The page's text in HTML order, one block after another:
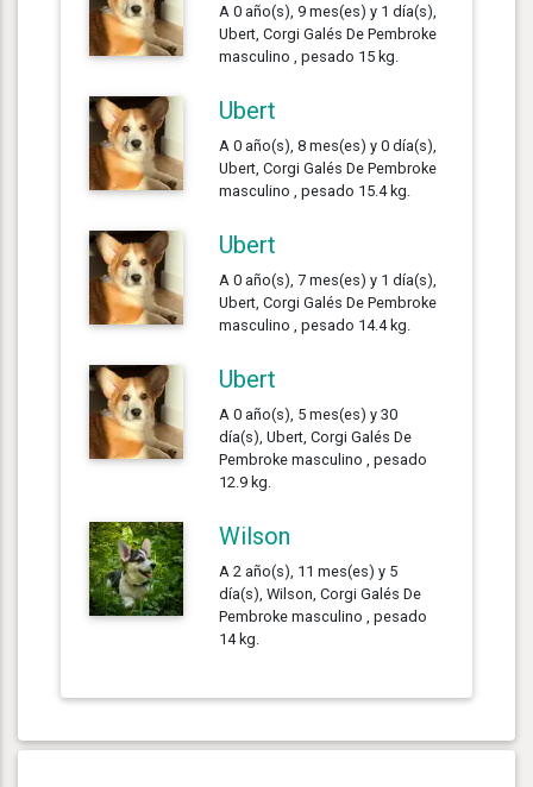
A 0 año(s), 9 mes(es) y 1 día(s),
Ubert, Corgi Galés De Pembroke
masculino , pesado 15 kg.
Ubert
A 0 año(s), 8 mes(es) y 0 día(s),
Ubert, Corgi Galés De Pembroke
masculino , pesado 15.4 kg.
Ubert
A 0 año(s), 7 mes(es) y 1 día(s),
Ubert, Corgi Galés De Pembroke
masculino , pesado 14.4 kg.
Ubert
A 0 año(s), 5 mes(es) y 30
día(s), Ubert, Corgi Galés De
Pembroke masculino , pesado
12.9 kg.
Wilson
A 2 año(s), 11 mes(es) y 5
día(s), Wilson, Corgi Galés De
Pembroke masculino , pesado
14 kg.